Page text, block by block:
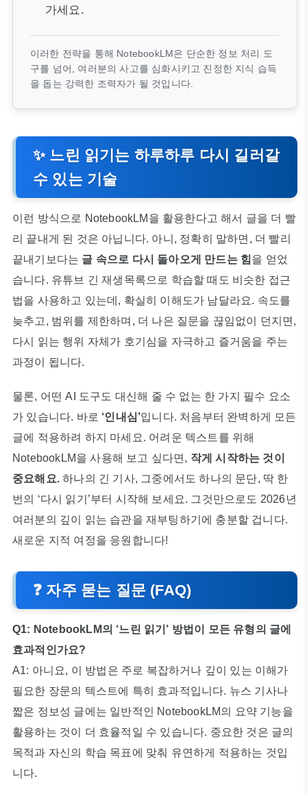
가세요.
이러한 전략을 통해 NotebookLM은 단순한 정보 처리 도
구를 넘어, 여러분의 사고를 심화시키고 진정한 지식 습득
을 돕는 강력한 조력자가 될 것입니다.
✨ 느린 읽기는 하루하루 다시 길러갈
수 있는 기술
이런 방식으로 NotebookLM을 활용한다고 해서 글을 더 빨
리 끝내게 된 것은 아닙니다. 아니, 정확히 말하면, 더 빨리
끝내기보다는 글 속으로 다시 돌아오게 만드는 힘 을 얻었
습니다. 유튜브 긴 재생목록으로 학습할 때도 비슷한 접근
법을 사용하고 있는데, 확실히 이해도가 남달라요. 속도를
늦추고, 범위를 제한하며, 더 나은 질문을 끊임없이 던지면,
다시 읽는 행위 자체가 호기심을 자극하고 즐거움을 주는
과정이 됩니다.
물론, 어떤 AI 도구도 대신해 줄 수 없는 한 가지 필수 요소
가 있습니다. 바로 ‘인내심’입니다. 처음부터 완벽하게 모든
글에 적용하려 하지 마세요. 어려운 텍스트를 위해
NotebookLM을 사용해 보고 싶다면, 작게 시작하는 것이
중요해요. 하나의 긴 기사, 그중에서도 하나의 문단, 딱 한
번의 ‘다시 읽기’부터 시작해 보세요. 그것만으로도 2026년
여러분의 깊이 읽는 습관을 재부팅하기에 충분할 겁니다.
새로운 지적 여정을 응원합니다!
❓ 자주 묻는 질문 (FAQ)
Q1: NotebookLM의 ‘느린 읽기’ 방법이 모든 유형의 글에
효과적인가요?
A1: 아니요, 이 방법은 주로 복잡하거나 깊이 있는 이해가
필요한 장문의 텍스트에 특히 효과적입니다. 뉴스 기사나
짧은 정보성 글에는 일반적인 NotebookLM의 요약 기능을
활용하는 것이 더 효율적일 수 있습니다. 중요한 것은 글의
목적과 자신의 학습 목표에 맞춰 유연하게 적용하는 것입
니다.